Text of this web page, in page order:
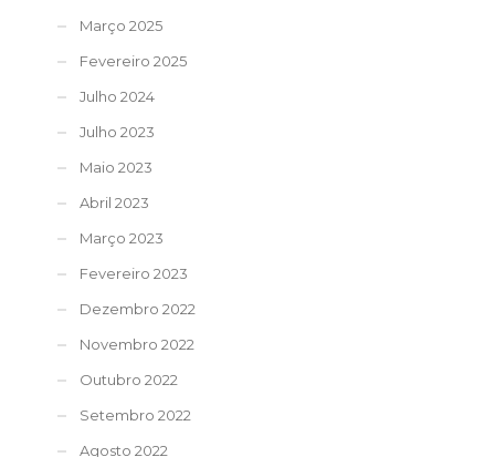
Março 2025
Fevereiro 2025
Julho 2024
Julho 2023
Maio 2023
Abril 2023
Março 2023
Fevereiro 2023
Dezembro 2022
Novembro 2022
Outubro 2022
Setembro 2022
Agosto 2022